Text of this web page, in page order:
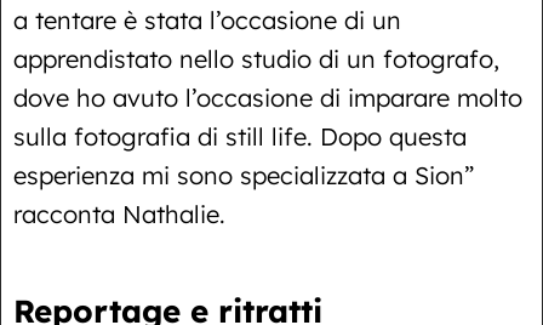
a tentare è stata l’occasione di un
apprendistato nello studio di un fotografo,
dove ho avuto l’occasione di imparare molto
sulla fotografia di still life. Dopo questa
esperienza mi sono specializzata a Sion”
racconta Nathalie.
Reportage e ritratti